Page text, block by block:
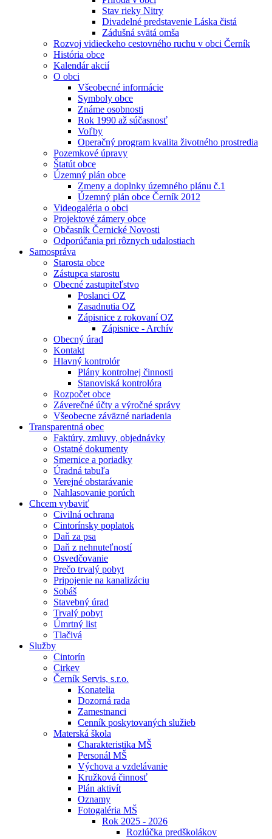
Stav rieky Nitry
Divadelné predstavenie Láska čistá
Zádušná svätá omša
Rozvoj vidieckeho cestovného ruchu v obci Černík
História obce
Kalendár akcií
O obci
Všeobecné informácie
Symboly obce
Známe osobnosti
Rok 1990 až súčasnosť
Voľby
Operačný program kvalita životného prostredia
Pozemkové úpravy
Štatút obce
Územný plán obce
Zmeny a doplnky územného plánu č.1
Územný plán obce Černík 2012
Videogaléria o obci
Projektové zámery obce
Občasník Černické Novosti
Odporúčania pri rôznych udalostiach
Samospráva
Starosta obce
Zástupca starostu
Obecné zastupiteľstvo
Poslanci OZ
Zasadnutia OZ
Zápisnice z rokovaní OZ
Zápisnice - Archív
Obecný úrad
Kontakt
Hlavný kontrolór
Plány kontrolnej činnosti
Stanoviská kontrolóra
Rozpočet obce
Záverečné účty a výročné správy
Všeobecne záväzné nariadenia
Transparentná obec
Faktúry, zmluvy, objednávky
Ostatné dokumenty
Smernice a poriadky
Úradná tabuľa
Verejné obstarávanie
Nahlasovanie porúch
Chcem vybaviť
Civilná ochrana
Cintorínsky poplatok
Daň za psa
Daň z nehnuteľností
Osvedčovanie
Prečo trvalý pobyt
Pripojenie na kanalizáciu
Sobáš
Stavebný úrad
Trvalý pobyt
Úmrtný list
Tlačivá
Služby
Cintorín
Cirkev
Černík Servis, s.r.o.
Konatelia
Dozorná rada
Zamestnanci
Cenník poskytovaných služieb
Materská škola
Charakteristika MŠ
Personál MŠ
Výchova a vzdelávanie
Kružková činnosť
Plán aktivít
Oznamy
Fotogaléria MŠ
Rok 2025 - 2026
Rozlúčka predškolákov